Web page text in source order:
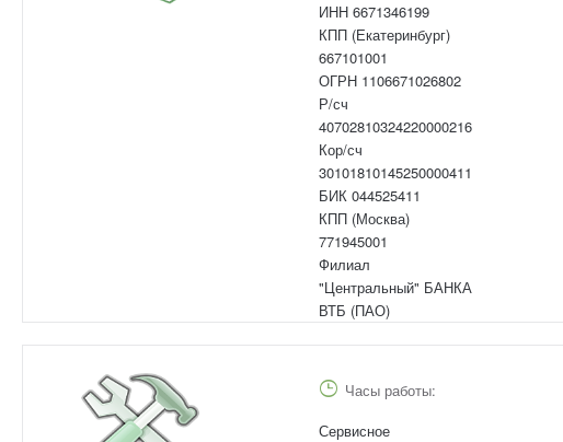
ИНН 6671346199
КПП (Екатеринбург)
667101001
ОГРН 1106671026802
Р/сч
40702810324220000216
Кор/сч
30101810145250000411
БИК 044525411
КПП (Москва)
771945001
Филиал
"Центральный" БАНКА
ВТБ (ПАО)
Часы работы:
Сервисное